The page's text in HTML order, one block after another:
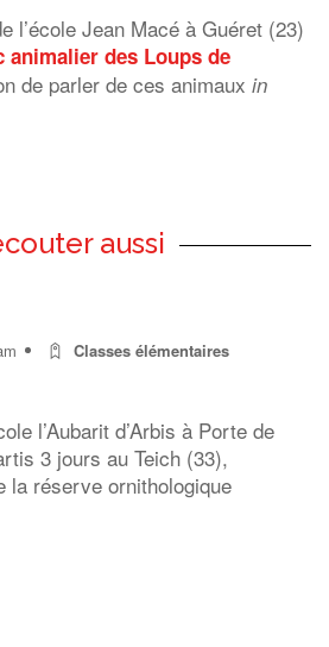
l’école Jean Macé à Guéret (23)
animalier des Loups de
de parler de ces animaux in
aussi
Classes élémentaires
l’Aubarit d’Arbis à Porte de
3 jours au Teich (33),
la réserve ornithologique